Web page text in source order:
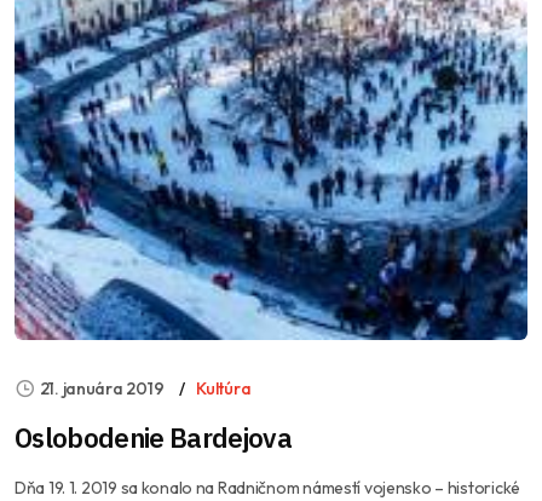
21. januára 2019 Kultúra
Oslobodenie Bardejova
Dňa 19. 1. 2019 sa konalo na Radničnom námestí vojensko – historické